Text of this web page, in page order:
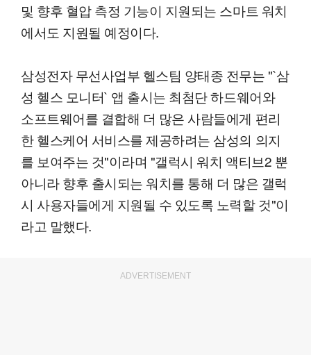
및 향후 혈압 측정 기능이 지원되는 스마트 워치
에서도 지원될 예정이다.
삼성전자 무선사업부 헬스팀 양태종 전무는 "`삼
성 헬스 모니터` 앱 출시는 최첨단 하드웨어와
소프트웨어를 결합해 더 많은 사람들에게 편리
한 헬스케어 서비스를 제공하려는 삼성의 의지
를 보여주는 것"이라며 "갤럭시 워치 액티브2 뿐
아니라 향후 출시되는 워치를 통해 더 많은 갤럭
시 사용자들에게 지원될 수 있도록 노력할 것"이
라고 말했다.
ADVERTISEMENT